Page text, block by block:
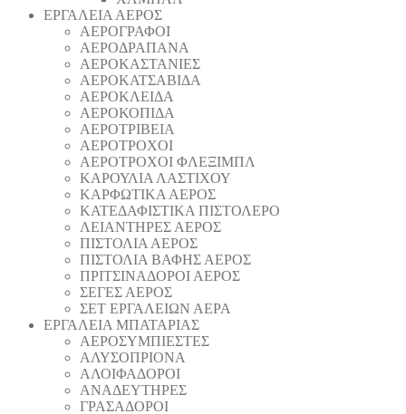
ΕΡΓΑΛΕΙΑ ΑΕΡΟΣ
ΑΕΡΟΓΡΑΦΟΙ
ΑΕΡΟΔΡΑΠΑΝA
ΑΕΡΟΚΑΣΤΑΝΙΕΣ
ΑΕΡΟΚΑΤΣΑΒΙΔΑ
ΑΕΡΟΚΛΕΙΔΑ
ΑΕΡΟΚΟΠΙΔΑ
ΑΕΡΟΤΡΙΒΕΙΑ
ΑΕΡΟΤΡΟΧΟΙ
ΑΕΡΟΤΡΟΧΟΙ ΦΛΕΞΙΜΠΛ
ΚΑΡΟΥΛΙΑ ΛΑΣΤΙΧΟΥ
ΚΑΡΦΩΤΙΚΑ ΑΕΡΟΣ
ΚΑΤΕΔΑΦΙΣΤΙΚΑ ΠΙΣΤΟΛΕΡΟ
ΛΕΙΑΝΤΗΡΕΣ ΑΕΡΟΣ
ΠΙΣΤΟΛΙΑ ΑΕΡΟΣ
ΠΙΣΤΟΛΙΑ ΒΑΦΗΣ ΑΕΡΟΣ
ΠΡΙΤΣΙΝΑΔΟΡΟΙ ΑΕΡΟΣ
ΣΕΓΕΣ ΑΕΡΟΣ
ΣΕΤ ΕΡΓΑΛΕΙΩΝ ΑΕΡΑ
ΕΡΓΑΛΕΙΑ ΜΠΑΤΑΡΙΑΣ
AEΡΟΣΥΜΠΙΕΣΤΕΣ
AΛΥΣΟΠΡΙΟΝΑ
ΑΛΟΙΦΑΔOΡΟI
ΑΝΑΔΕΥΤΗΡΕΣ
ΓΡΑΣΑΔΟΡΟΙ